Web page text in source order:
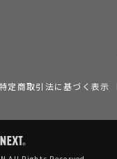
定商取引法に基づく表示